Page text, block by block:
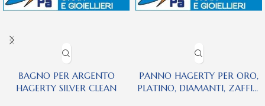
BAGNO PER ARGENTO
HAGERTY SILVER CLEAN
PANNO HAGERTY PER ORO,
PLATINO, DIAMANTI, ZAFFIRI